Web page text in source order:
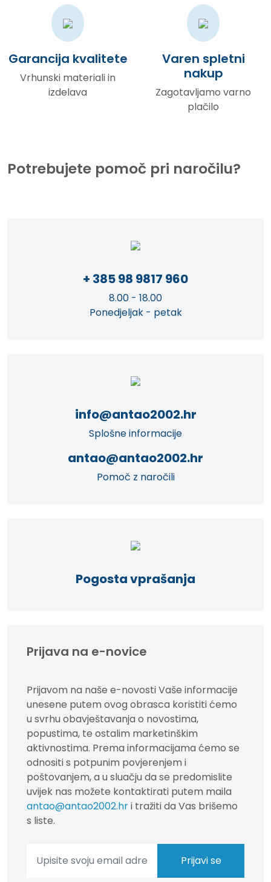
Garancija kvalitete
Vrhunski materiali in
izdelava
Varen spletni
nakup
Zagotavljamo varno
plačilo
Potrebujete pomoč pri naročilu?
+ 385 98 9817 960
8.00 - 18.00
Ponedjeljak - petak
info@antao2002.hr
Splošne informacije
antao@antao2002.hr
Pomoč z naročili
Pogosta vprašanja
Prijava na e-novice
Prijavom na naše e-novosti Vaše informacije
unesene putem ovog obrasca koristiti ćemo
u svrhu obavještavanja o novostima,
popustima, te ostalim marketinškim
aktivnostima. Prema informacijama ćemo se
odnositi s potpunim povjerenjem i
poštovanjem, a u sluačju da se predomislite
uvijek nas možete kontaktirati putem maila
antao@antao2002.hri tražiti da Vas brišemo
s liste.